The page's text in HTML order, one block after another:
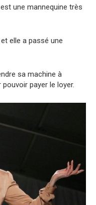
une mannequine très
elle a passé une
sa machine à
payer le loyer.